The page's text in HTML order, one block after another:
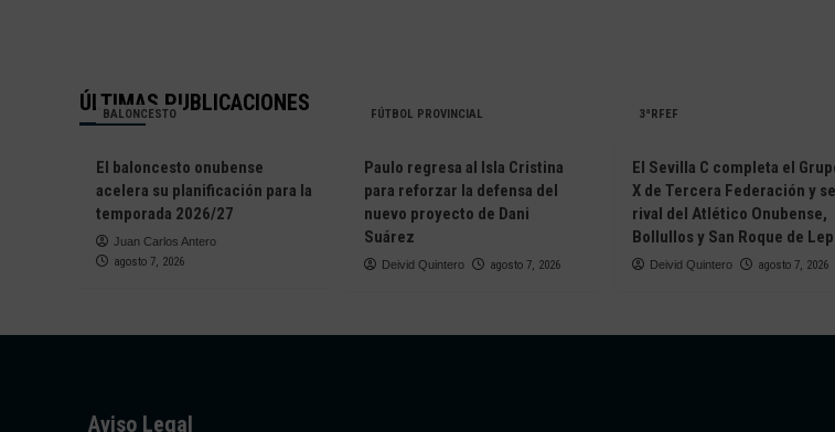
HACER
ESE
DISPAROS
EN
LOS
ENTRENAMIENTOS»
ÚLTIMAS PUBLICACIONES
BALONCESTO
El baloncesto onubense
acelera su planificación para la
temporada 2026/27
Juan Carlos Antero
agosto 7, 2026
FÚTBOL PROVINCIAL
Paulo regresa al Isla Cristina
para reforzar la defensa del
nuevo proyecto de Dani
Suárez
Deivid Quintero agosto 7, 2026
3ªRFEF
El Sevilla C completa el
X de Tercera Federación y
rival del Atlético Onubense,
Bollullos y San Roque de
Deivid Quintero agosto 7, 2026
Aviso Legal